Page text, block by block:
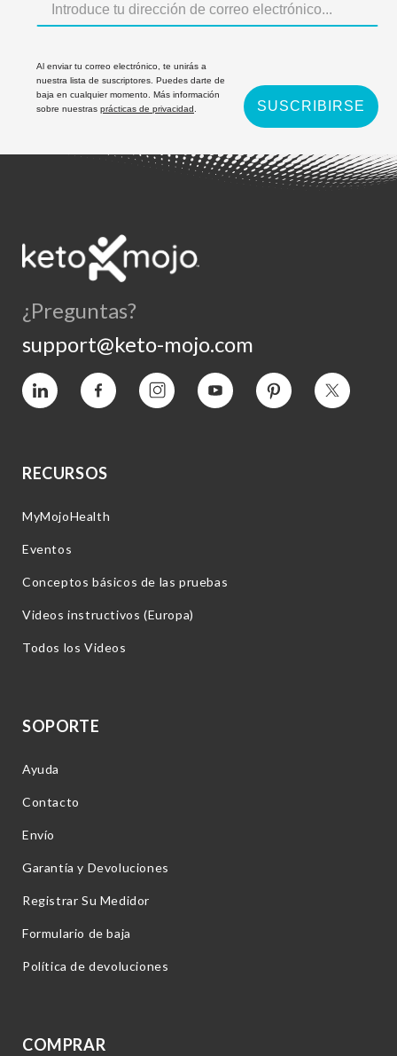
Al enviar tu correo electrónico, te unirás a
nuestra lista de suscriptores. Puedes darte de
baja en cualquier momento. Más información
sobre nuestras prácticas de privacidad SUSCRIBIRSE
¿Preguntas?
support@keto-mojo.com
Vimeo Facebook InstagramYouTube Pinterest Twitter
RECURSOS
MyMojoHealth
Eventos
Conceptos básicos de las pruebas
Videos instructivos (Europa)
Todos los Videos
SOPORTE
Ayuda
Contacto
Envío
Garantía y Devoluciones
Registrar Su Medidor
Formulario de baja
Política de devoluciones
COMPRAR